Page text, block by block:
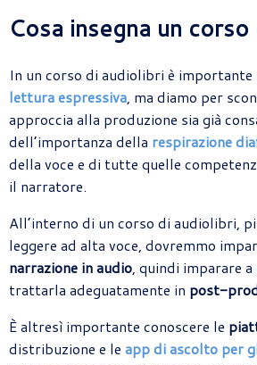
Cosa insegna un
In un corso di audiolibri è importante
lettura espressiva, ma diamo per
approccia alla produzione sia già
dell’importanza della respirazione
della voce e di tutte quelle
il narratore.
All’interno di un corso di audiolibri,
leggere ad alta voce, dovremmo
narrazione in audio, quindi imparare a
trattarla adeguatamente in post-
È altresì importante conoscere le
distribuzione e le app di ascolto per